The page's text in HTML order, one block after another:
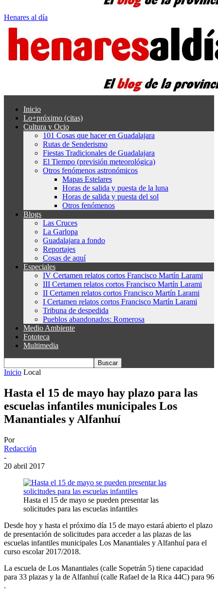
Henares al día
Inicio
Lo+próximo (citas)
Cultura y Ocio
101 Cosas que hacer en Guadalajara
Rutas de Senderismo
Fiestas Tradicionales de Guadalajara
El Tiempo (previsión meteorológica)
Otros fenómenos astronómicos
Mapas Estelares
Horas de salida y puesta de la luna
Horas de salida y puesta del sol
Otros fenómenos
Blogs
Las Cruces
La Garlopa
Guadalajara a fondo
Reportajes
Cosas de aquí
Especiales
IV Certamen relatos cortos Francisco Martín Larami
III Certamen relatos cortos Francisco Martín Larami
II Certamen relatos cortos Francisco Martín Larami
I Certamen relatos cortos Francisco Martín Larami
Tribuna de despedida
Pueblos abandonados: Romerosa
Medio Ambiente
Fototeca
Multimedia
Inicio Local
Hasta el 15 de mayo hay plazo para las
escuelas infantiles municipales Los
Manantiales y Alfanhuí
Por
Redacción
-
20 abril 2017
Hasta el 15 de mayo se pueden presentar las
solicitudes para las escuelas infantiles
Desde hoy y hasta el próximo día 15 de mayo estará abierto el plazo
de presentación de solicitudes para acceder a las plazas de las
escuelas infantiles municipales Los Manantiales y Alfanhuí para el
curso escolar 2017/2018.
La escuela de Los Manantiales (calle Sopetrán 5) tiene capacidad
para 33 plazas y la de Alfanhuí (calle Rafael de la Rica 44C) para 96
.